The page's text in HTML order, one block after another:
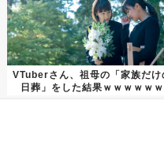
VTuberさん、祖母の「家族だけ
日葬」をした結果ｗｗｗｗｗ